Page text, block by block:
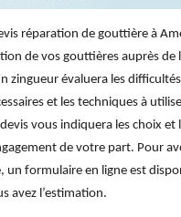
réparation de gouttière à
de vos gouttières auprès de
zingueur évaluera les
et les techniques à
vous indiquera les choix et
de votre part. Pour
un formulaire en ligne est
avez l’estimation.